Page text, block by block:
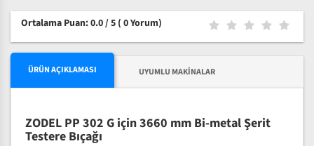
Ortalama Puan: 0.0 / 5 ( 0 Yorum)
ÜRÜN AÇIKLAMASI UYUMLU MAKINALAR
ZODEL PP 302 G için 3660 mm Bi-metal Şerit
Testere Bıçağı